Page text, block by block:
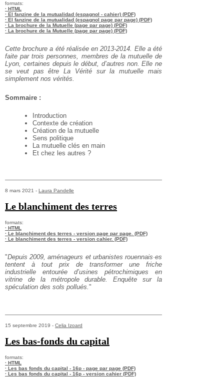
formats:
· HTML
· El fanzine de la mutualidad (espagnol - cahier) (PDF)
· El fanzine de la mutualidad (espagnol page par page) (PDF)
· La brochure de la Mutuelle (page par page) (PDF)
· La brochure de la Mutuelle (page par page) (PDF)
Cette brochure a été réalisée en 2013-2014. Elle a été
faite par trois personnes, membres de la mutuelle de
Lyon, certaines depuis le début, d’autres non. Elle ne
se veut pas être La Vérité sur la mutuelle mais
simplement nos vérités.
Sommaire :
Introduction
Contexte de création
Création de la mutuelle
Sens politique
La mutuelle clés en main
Et chez les autres ?
8 mars 2021 - Laura Pandelle
Le blanchiment des terres
formats:
· HTML
· Le blanchiment des terres - version page par page. (PDF)
· Le blanchiment des terres - version cahier. (PDF)
"Depuis 2009, aménageurs et urbanistes rouennais·es
tentent à tout prix de transformer une friche
industrielle entourée d’usines pétrochimiques en
vitrine de la métropole durable. Enquête sur la
spéculation des sols pollués."
15 septembre 2019 - Celia Izoard
Les bas-fonds du capital
formats:
· HTML
· Les bas fonds du capital - 16p - page par page (PDF)
· Les bas fonds du capital - 16p - version cahier (PDF)